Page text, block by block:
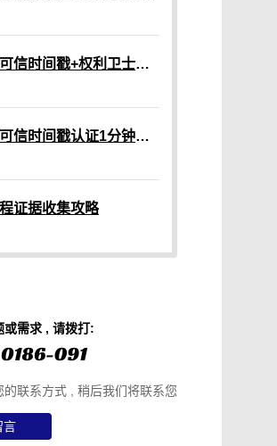
网络作品版权保护指南：告别传统登记困境，可信时间戳+权利卫士App高效维权
原创作品版权保护指南：告别传统登记困境，可信时间戳认证1分钟出证
证据收集攻略
或需求 , 请拨打:
的联系方式 , 稍后我们将联系您
言